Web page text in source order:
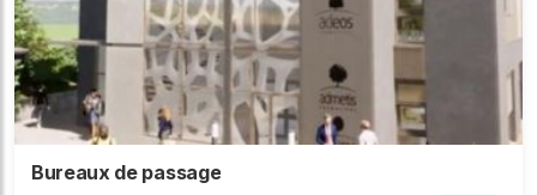
Bureaux de passage